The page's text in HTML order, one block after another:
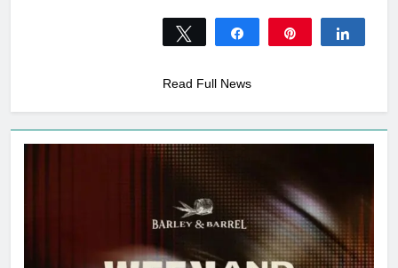
Tweet Share
Read Full News